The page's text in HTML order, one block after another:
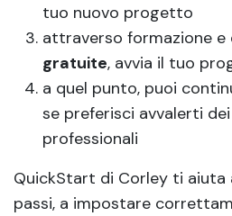
tuo nuovo progetto
attraverso formazione e
gratuite, avvia il tuo
a quel punto, puoi
se preferisci avvalerti
professionali
QuickStart di Corley ti aiuta
passi, a impostare